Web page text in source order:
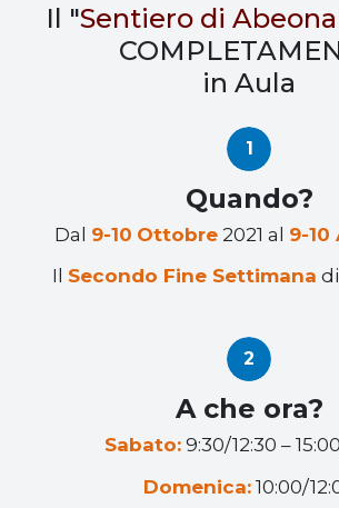
Il "Sentiero di Abeona
in Aula
Quando?
Dal 9-10 Ottobre 2021 al 9-10
Il Secondo Fine Settimana
A che ora?
Sabato:9:30/12:30 –
Domenica:10:00/